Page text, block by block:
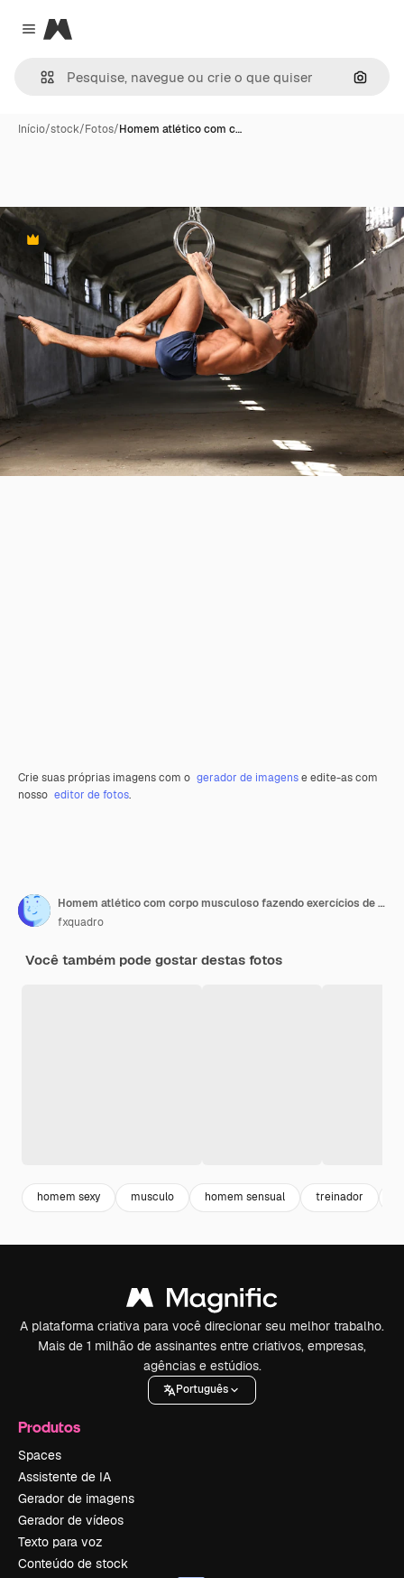
Close menu
Magnific
Início/stock/Fotos/Homem atlético com c…
Premium
Crie suas próprias imagens com o gerador de imagense edite-as com
nosso editor de fotos.
Homem atlético com corpo musculoso fazendo exercícios de ginástica em anéis, mostra a queda horizontal no prédio industrial abandonado
fxquadro
Você também pode gostar destas fotos
homem sexy musculo homem sensual treinador
A plataforma criativa para você direcionar seu melhor trabalho.
Mais de 1 milhão de assinantes entre criativos, empresas,
agências e estúdios.
Português
Produtos
Spaces
Assistente de IA
Gerador de imagens
Gerador de vídeos
Texto para voz
Conteúdo de stock